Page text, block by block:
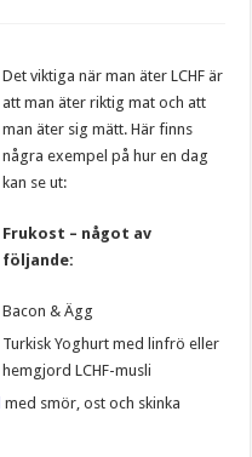
Det viktiga när man äter LCHF är
att man äter riktig mat och att
man äter sig mätt. Här finns
några exempel på hur en dag
kan se ut:
Frukost – något av
följande:
Bacon & Ägg
Turkisk Yoghurt med linfrö eller
hemgjord LCHF-musli
med smör, ost och skinka